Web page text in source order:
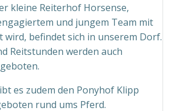
kleine Reiterhof Horsense,
und jungem Team mit
befindet sich in unserem Dorf.
Reitstunden werden auch
es zudem den Ponyhof Klipp
rund ums Pferd.